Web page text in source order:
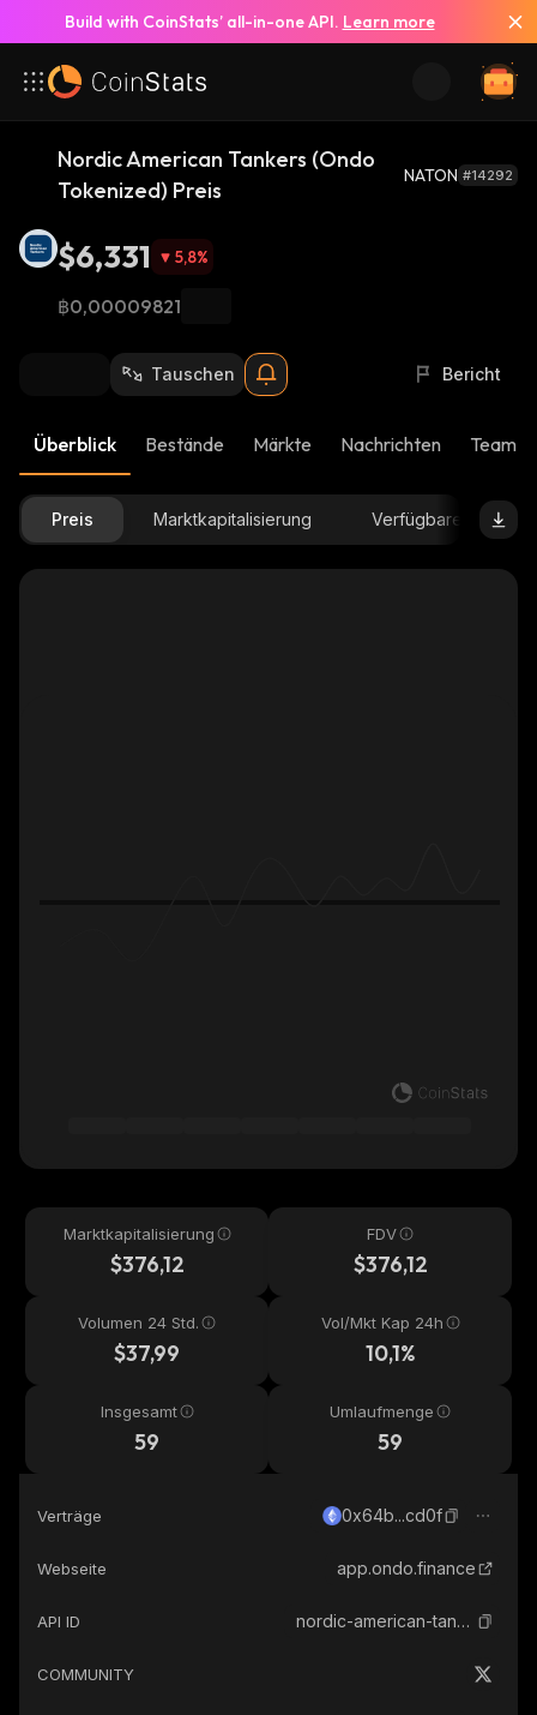
Build with CoinStats’ all-in-one API. Learn more
Nordic American Tankers (Ondo
Tokenized) Preis
NATON #14292
$6,331 5,8%
฿0,00009821
Tauschen Bericht
Überblick Bestände Märkte Nachrichten Team-
Preis Marktkapitalisierung Verfügbare Menge
Marktkapitalisierung
$376,12
FDV
$376,12
Volumen 24 Std.
$37,99
Vol/Mkt Kap 24h
10,1%
Insgesamt
59
Umlaufmenge
59
Verträge 0x64b...cd0f
Webseite app.ondo.finance
API ID nordic-american-tankers-ondo-tokenized
COMMUNITY